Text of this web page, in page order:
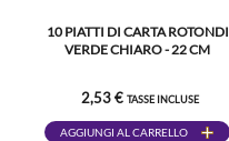
10 PIATTI DI CARTA ROTONDI
VERDE CHIARO - 22 CM
2,53 € TASSE INCLUSE
AGGIUNGI AL CARRELLO